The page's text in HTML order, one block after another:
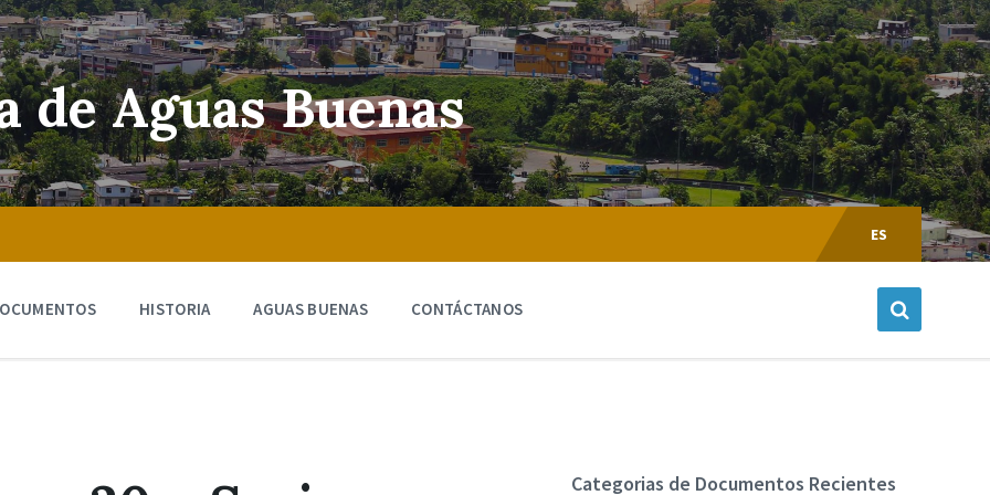
de Aguas Buenas
Escoger
Lenguaje:
ES
HISTORIA AGUAS BUENAS CONTÁCTANOS
Categorias de Documentos Recientes